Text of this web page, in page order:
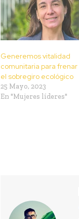
Generemos vitalidad
comunitaria para frenar
el sobregiro ecológico
25 Mayo, 2023
En "Mujeres líderes"